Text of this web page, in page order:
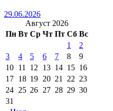
29.06.2026
Август 2026
Пн Вт Ср Чт Пт Сб Вс
1
2
3
4 5 6 7 8
9
10 11 12 13 14 15 16
17 18 19 20 21 22 23
24 25 26 27 28 29 30
31